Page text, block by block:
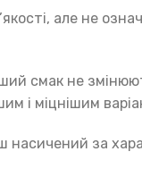
але не
смак не
і міцнішим
насичений за